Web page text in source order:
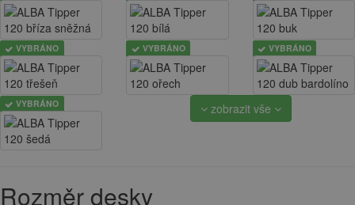
VYBRÁNO VYBRÁNO VYBRÁNO
VYBRÁNO zobrazit vše
Rozměr desky